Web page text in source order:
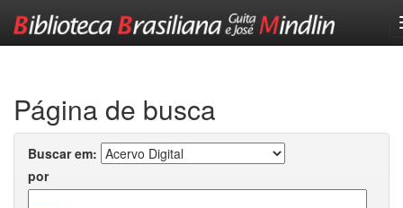
Página de busca
Buscar em:
por